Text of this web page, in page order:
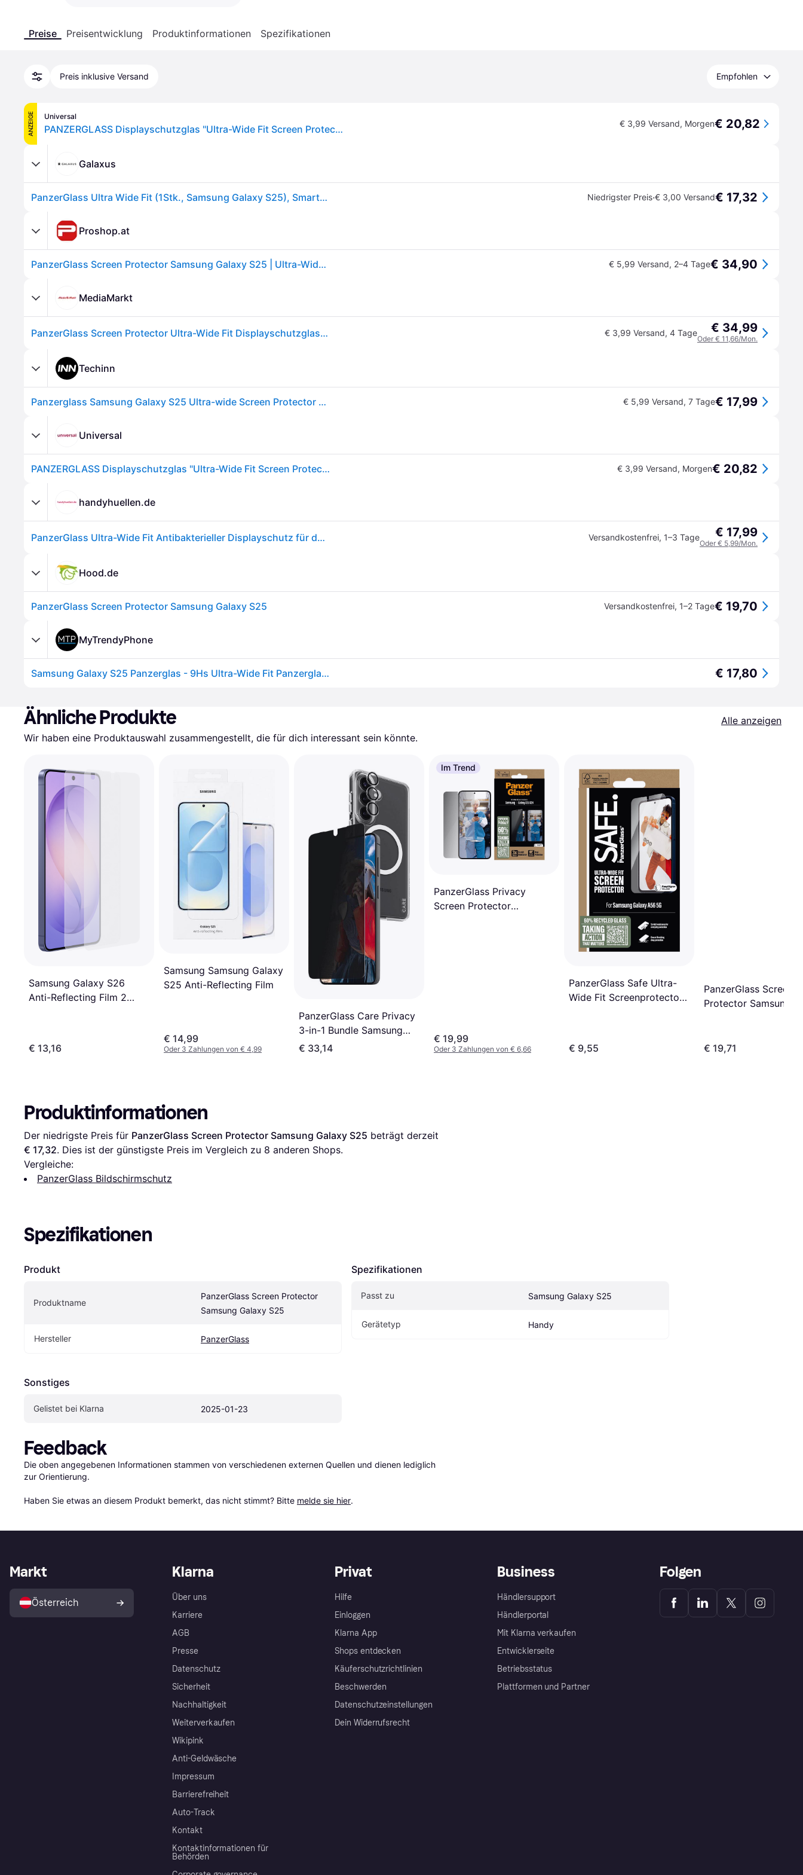
Preise Preisentwicklung Produktinformationen Spezifikationen
Preis inklusive Versand Empfohlen
ANZEIGE Universal
PANZERGLASS Displayschutzglas "Ultra-Wide Fit Screen Protection", transparent, B:11cm H:1,5cm T:20mm, Displayfolien, Displayschutzfolie, Schutzfolie, Bildschirmschutz, kratz- & stoßfest, Displayschutzglas € 3,99 Versand, Morgen€ 20,82
Galaxus
PanzerGlass Ultra Wide Fit (1Stk., Samsung Galaxy S25), Smartphone Schutzfolie, Transparent Niedrigster Preis·€ 3,00 Versand€ 17,32
Proshop.at
PanzerGlass Screen Protector Samsung Galaxy S25 | Ultra-Wide Fit € 5,99 Versand, 2–4 Tage€ 34,90
MediaMarkt
PanzerGlass Screen Protector Ultra-Wide Fit Displayschutzglas, für Samsung Galaxy s25 - Transparent € 3,99 Versand, 4 Tage € 34,99
Oder € 11,66/Mon.
Techinn
Panzerglass Samsung Galaxy S25 Ultra-wide Screen Protector Durchsichtig € 5,99 Versand, 7 Tage€ 17,99
Universal
PANZERGLASS Displayschutzglas "Ultra-Wide Fit Screen Protection", transparent, B:11cm H:1,5cm T:20mm, Displayfolien, Displayschutzfolie, Schutzfolie, Bildschirmschutz, kratz- & stoßfest, Displayschutzglas € 3,99 Versand, Morgen€ 20,82
handyhuellen.de
PanzerGlass Ultra-Wide Fit Antibakterieller Displayschutz für das Samsung Galaxy S25 - Transparent Versandkostenfrei, 1–3 Tage € 17,99
Oder € 5,99/Mon.
Hood.de
PanzerGlass Screen Protector Samsung Galaxy S25 Versandkostenfrei, 1–2 Tage€ 19,70
MyTrendyPhone
Samsung Galaxy S25 Panzerglas - 9Hs Ultra-Wide Fit Panzerglas - 9H € 17,80
Ähnliche Produkte
Alle anzeigen
Wir haben eine Produktauswahl zusammengestellt, die für dich interessant sein könnte.
Samsung Galaxy S26
Anti-Reflecting Film 2
€ 13,16
Samsung Samsung Galaxy
S25 Anti-Reflecting Film
€ 14,99
Oder 3 Zahlungen von € 4,99
PanzerGlass Care Privacy
3-in-1 Bundle Samsung
Galaxy S26 Plus
€ 33,14
Im Trend
PanzerGlass Privacy
Screen Protector
€ 19,99
Oder 3 Zahlungen von € 6,66
PanzerGlass Safe Ultra-
Wide Fit Screenprotector
€ 9,55
PanzerGlass Screen
Protector Samsung
€ 19,71
Produktinformationen
Der niedrigste Preis für PanzerGlass Screen Protector Samsung Galaxy S25
€ 17,32. Dies ist der günstigste Preis im Vergleich zu 8 anderen Shops.
Vergleiche:
PanzerGlass Bildschirmschutz
Spezifikationen
Produkt
Produktname
PanzerGlass Screen Protector
Samsung Galaxy S25
Hersteller PanzerGlass
Sonstiges
Gelistet bei Klarna 2025-01-23
Spezifikationen
Passt zu Samsung Galaxy S25
Gerätetyp Handy
Feedback
Die oben angegebenen Informationen stammen von verschiedenen externen Quellen und dienen lediglich
zur Orientierung.
Haben Sie etwas an diesem Produkt bemerkt, das nicht stimmt? Bitte melde sie hier.
Klarna
Über uns
Karriere
AGB
Presse
Datenschutz
Sicherheit
Nachhaltigkeit
Weiterverkaufen
Wikipink
Anti-Geldwäsche
Impressum
Barrierefreiheit
Auto-Track
Kontakt
Kontaktinformationen für
Behörden
Privat
Hilfe
Einloggen
Klarna App
Shops entdecken
Käuferschutzrichtlinien
Beschwerden
Datenschutzeinstellungen
Dein Widerrufsrecht
Business
Händlersupport
Händlerportal
Mit Klarna verkaufen
Entwicklerseite
Betriebsstatus
Plattformen und Partner
Markt
Österreich
Folgen